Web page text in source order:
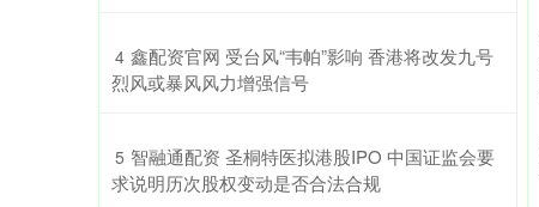
4 ​鑫配资官网 受台风“韦帕”影响 香港将改发九号
烈风或暴风风力增强信号
5 ​智融通配资 圣桐特医拟港股IPO 中国证监会要
求说明历次股权变动是否合法合规